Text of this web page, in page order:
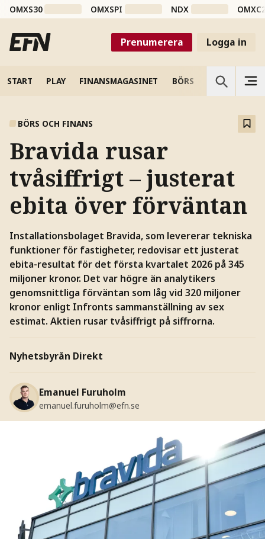
OMXS30 OMXSPI NDX
Prenumerera Logga in
START PLAY FINANSMAGASINET BÖRS VETENSKAP
BÖRS OCH FINANS
Bravida rusar
tvåsiffrigt – justerat
ebita över förväntan
Installationsbolaget Bravida, som levererar tekniska
funktioner för fastigheter, redovisar ett justerat
ebita-resultat för det första kvartalet 2026 på 345
miljoner kronor. Det var högre än analytikers
genomsnittliga förväntan som låg vid 320 miljoner
kronor enligt Infronts sammanställning av sex
estimat. Aktien rusar tvåsiffrigt på siffrorna.
Nyhetsbyrån Direkt
Emanuel Furuholm
emanuel.furuholm@efn.se